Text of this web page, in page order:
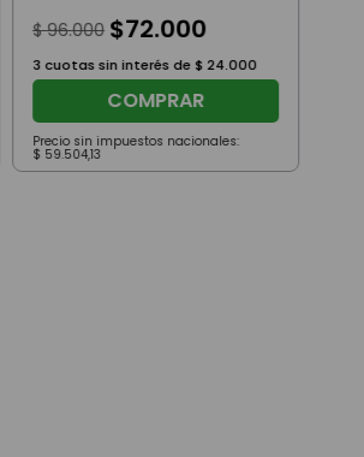
$ 96.000 $72.000
3 cuotas sin interés de $24.000
COMPRAR
Precio sin impuestos nacionales:
$ 59.504,13